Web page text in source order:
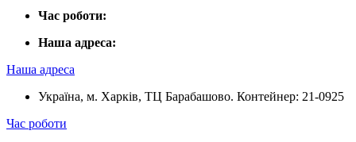
Час роботи:
Наша адреса:
Наша адреса
Україна, м. Харків, ТЦ Барабашово. Контейнер: 21-0925
Час роботи